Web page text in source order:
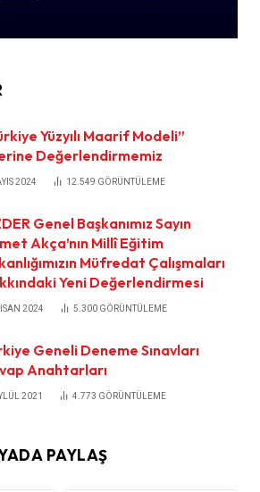
Yüzyılı Maarif Modeli”
Değerlendirmemiz
2024 12.549 GÖRÜNTÜLEME
Genel Başkanımız Sayın
Akça’nın Millî Eğitim
Müfredat Çalışmaları
Yeni Değerlendirmesi
2024 5.300 GÖRÜNTÜLEME
Geneli Deneme Sınavları
Anahtarları
2021 4.773 GÖRÜNTÜLEME
PAYLAŞ